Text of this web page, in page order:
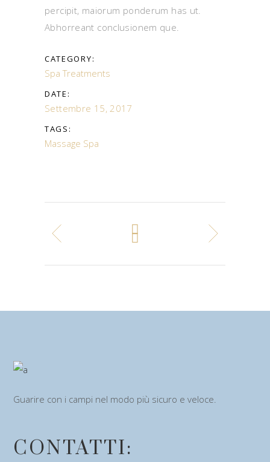
percipit, maiorum ponderum has ut.
Abhorreant conclusionem que.
CATEGORY:
Spa Treatments
DATE:
Settembre 15, 2017
TAGS:
Massage Spa
Guarire con i campi nel modo più sicuro e veloce.
CONTATTI: